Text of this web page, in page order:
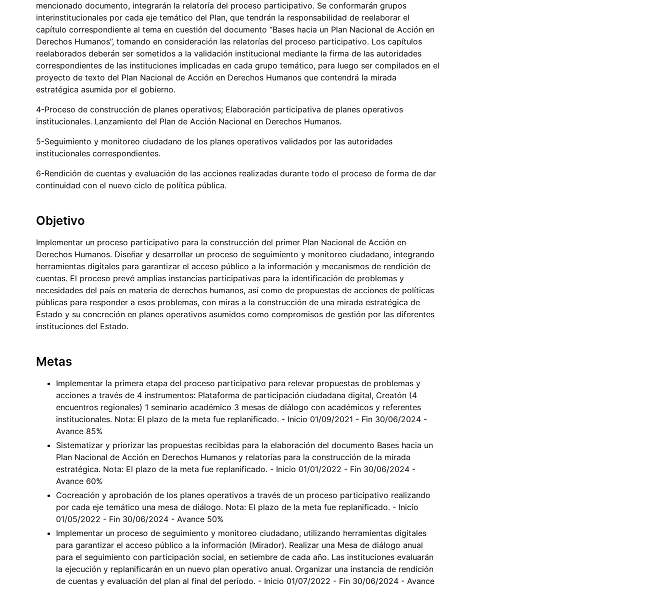
mencionado documento, integrarán la relatoría del proceso participativo. Se conformarán grupos
interinstitucionales por cada eje temático del Plan, que tendrán la responsabilidad de reelaborar el
capítulo correspondiente al tema en cuestión del documento “Bases hacia un Plan Nacional de Acción en
Derechos Humanos”, tomando en consideración las relatorías del proceso participativo. Los capítulos
reelaborados deberán ser sometidos a la validación institucional mediante la firma de las autoridades
correspondientes de las instituciones implicadas en cada grupo temático, para luego ser compilados en el
proyecto de texto del Plan Nacional de Acción en Derechos Humanos que contendrá la mirada
estratégica asumida por el gobierno.
4-Proceso de construcción de planes operativos; Elaboración participativa de planes operativos
institucionales. Lanzamiento del Plan de Acción Nacional en Derechos Humanos.
5-Seguimiento y monitoreo ciudadano de los planes operativos validados por las autoridades
institucionales correspondientes.
6-Rendición de cuentas y evaluación de las acciones realizadas durante todo el proceso de forma de dar
continuidad con el nuevo ciclo de política pública.
Objetivo
Implementar un proceso participativo para la construcción del primer Plan Nacional de Acción en
Derechos Humanos. Diseñar y desarrollar un proceso de seguimiento y monitoreo ciudadano, integrando
herramientas digitales para garantizar el acceso público a la información y mecanismos de rendición de
cuentas. El proceso prevé amplias instancias participativas para la identificación de problemas y
necesidades del país en materia de derechos humanos, así como de propuestas de acciones de políticas
públicas para responder a esos problemas, con miras a la construcción de una mirada estratégica de
Estado y su concreción en planes operativos asumidos como compromisos de gestión por las diferentes
instituciones del Estado.
Metas
Implementar la primera etapa del proceso participativo para relevar propuestas de problemas y
acciones a través de 4 instrumentos: Plataforma de participación ciudadana digital, Creatón (4
encuentros regionales) 1 seminario académico 3 mesas de diálogo con académicos y referentes
institucionales. Nota: El plazo de la meta fue replanificado. - Inicio 01/09/2021 - Fin 30/06/2024 -
Avance 85%
Sistematizar y priorizar las propuestas recibidas para la elaboración del documento Bases hacia un
Plan Nacional de Acción en Derechos Humanos y relatorías para la construcción de la mirada
estratégica. Nota: El plazo de la meta fue replanificado. - Inicio 01/01/2022 - Fin 30/06/2024 -
Avance 60%
Cocreación y aprobación de los planes operativos a través de un proceso participativo realizando
por cada eje temático una mesa de diálogo. Nota: El plazo de la meta fue replanificado. - Inicio
01/05/2022 - Fin 30/06/2024 - Avance 50%
Implementar un proceso de seguimiento y monitoreo ciudadano, utilizando herramientas digitales
para garantizar el acceso público a la información (Mirador). Realizar una Mesa de diálogo anual
para el seguimiento con participación social, en setiembre de cada año. Las instituciones evaluarán
la ejecución y replanificarán en un nuevo plan operativo anual. Organizar una instancia de rendición
de cuentas y evaluación del plan al final del período. - Inicio 01/07/2022 - Fin 30/06/2024 - Avance